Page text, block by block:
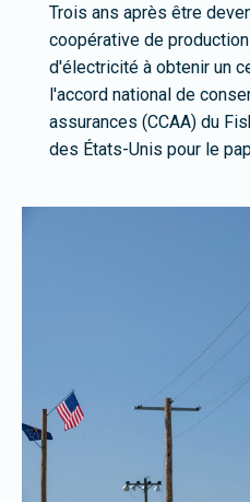
Trois ans après être
coopérative de
d'électricité à obtenir un
l'accord national de
assurances (CCAA) du
des États-Unis pour le